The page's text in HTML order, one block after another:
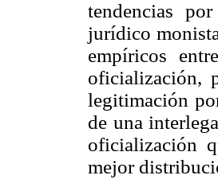
tendencias
jurídico
empíricos
oficialización,
legitimación
de una
oficialización
mejor